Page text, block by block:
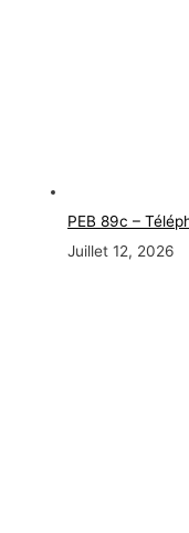
PEB 89c –
Juillet 12, 2026